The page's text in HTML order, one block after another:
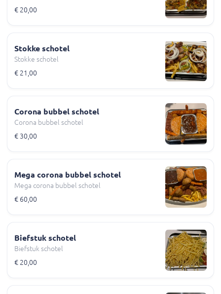
€ 20,00
Stokke schotel
Stokke schotel
€ 21,00
Corona bubbel schotel
Corona bubbel schotel
€ 30,00
Mega corona bubbel schotel
Mega corona bubbel schotel
€ 60,00
Biefstuk schotel
Biefstuk schotel
€ 20,00